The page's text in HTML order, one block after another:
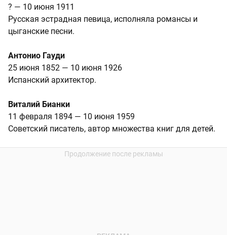
? — 10 июня 1911
Русская эстрадная певица, исполняла романсы и
цыганские песни.
Антонио Гауди
25 июня 1852 — 10 июня 1926
Испанский архитектор.
Виталий Бианки
11 февраля 1894 — 10 июня 1959
Советский писатель, автор множества книг для детей.